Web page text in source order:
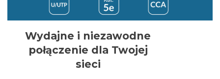
Wydajne i niezawodne
połączenie dla Twojej
sieci